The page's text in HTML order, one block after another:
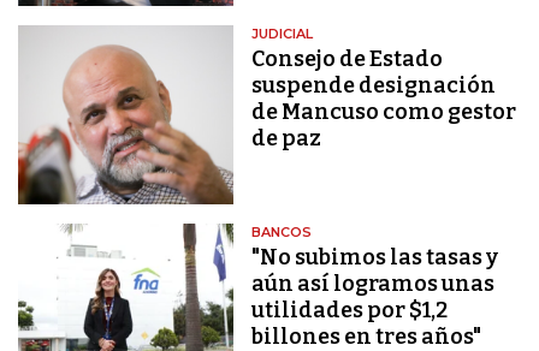
JUDICIAL
Consejo de Estado
suspende designación
de Mancuso como gestor
de paz
BANCOS
"No subimos las tasas y
aún así logramos unas
utilidades por $1,2
billones en tres años"